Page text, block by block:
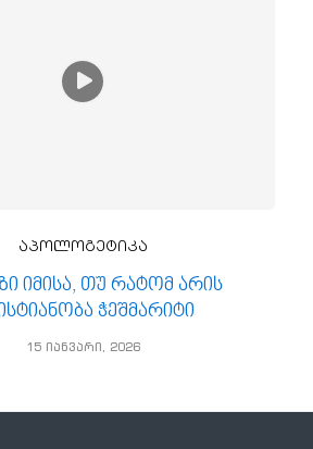
აპოლოგეტიკა
იმისა, თუ რატომ არის
ჭეშმარიტი
15 იანვარი, 2026